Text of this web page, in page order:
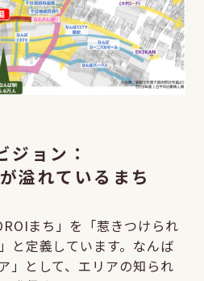
ジョン：
溢れているまち
まち」を「惹きつけられ
と定義しています。なんば
」として、エリアの知られ